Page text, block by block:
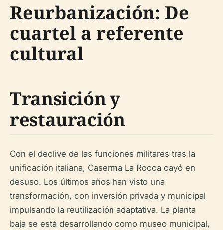
Reurbanización: De
cuartel a referente
cultural
Transición y
restauración
Con el declive de las funciones militares tras la
unificación italiana, Caserma La Rocca cayó en
desuso. Los últimos años han visto una
transformación, con inversión privada y municipal
impulsando la reutilización adaptativa. La planta
baja se está desarrollando como museo municipal,